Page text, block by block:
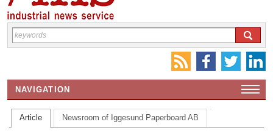
NAVIGATION
HOME
CONTACT US
Article Newsroom of Iggesund Paperboard AB